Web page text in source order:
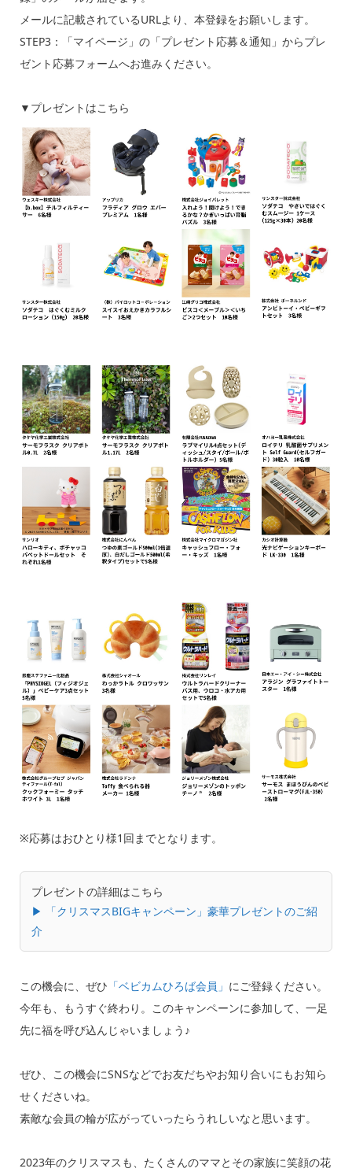
メールに記載されているURLより、本登録をお願いします。
STEP3：「マイページ」の「プレゼント応募＆通知」からプレ
ゼント応募フォームへお進みください。
▼プレゼントはこちら
※応募はおひとり様1回までとなります。
プレゼントの詳細はこちら
▶︎ 「クリスマスBIGキャンペーン」豪華プレゼントのご紹
介
この機会に、ぜひ 「ベビカムひろば会員」 にご登録ください。
今年も、もうすぐ終わり。このキャンペーンに参加して、一足
先に福を呼び込んじゃいましょう♪
ぜひ、この機会にSNSなどでお友だちやお知り合いにもお知ら
せくださいね。
素敵な会員の輪が広がっていったらうれしいなと思います。
2023年のクリスマスも、たくさんのママとその家族に笑顔の花